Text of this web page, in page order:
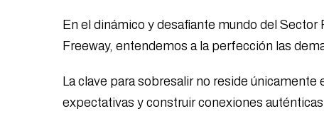
En el dinámico y desafiante mundo del
Freeway, entendemos a la perfección las
La clave para sobresalir no reside
expectativas y construir conexiones